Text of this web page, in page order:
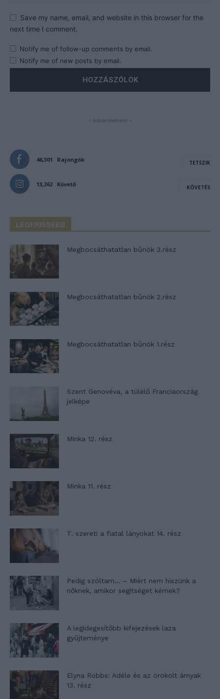
Save my name, email, and website in this browser for the
next time I comment.
Notify me of follow-up comments by email.
Notify me of new posts by email.
- Advertisement -
46,301 Rajongók TETSZIK
13,262 Követő KÖVETÉS
LEGFRISSEBB
Megbocsáthatatlan bűnök 3.rész
Megbocsáthatatlan bűnök 2.rész
Megbocsáthatatlan bűnök 1.rész
Szent Genovéva, a túlélő Franciaország
jelképe
Minka 12. rész
Minka 11. rész
T. szereti a fiatal lányokat 14. rész
Pedig szóltam… – Miért nem hiszünk a
nőknek, amikor segítséget kérnek?
A legidegesítőbb kifejezések laza
gyűjteménye
Elyna Robbs: Adéle és az örökölt árnyak
13. rész